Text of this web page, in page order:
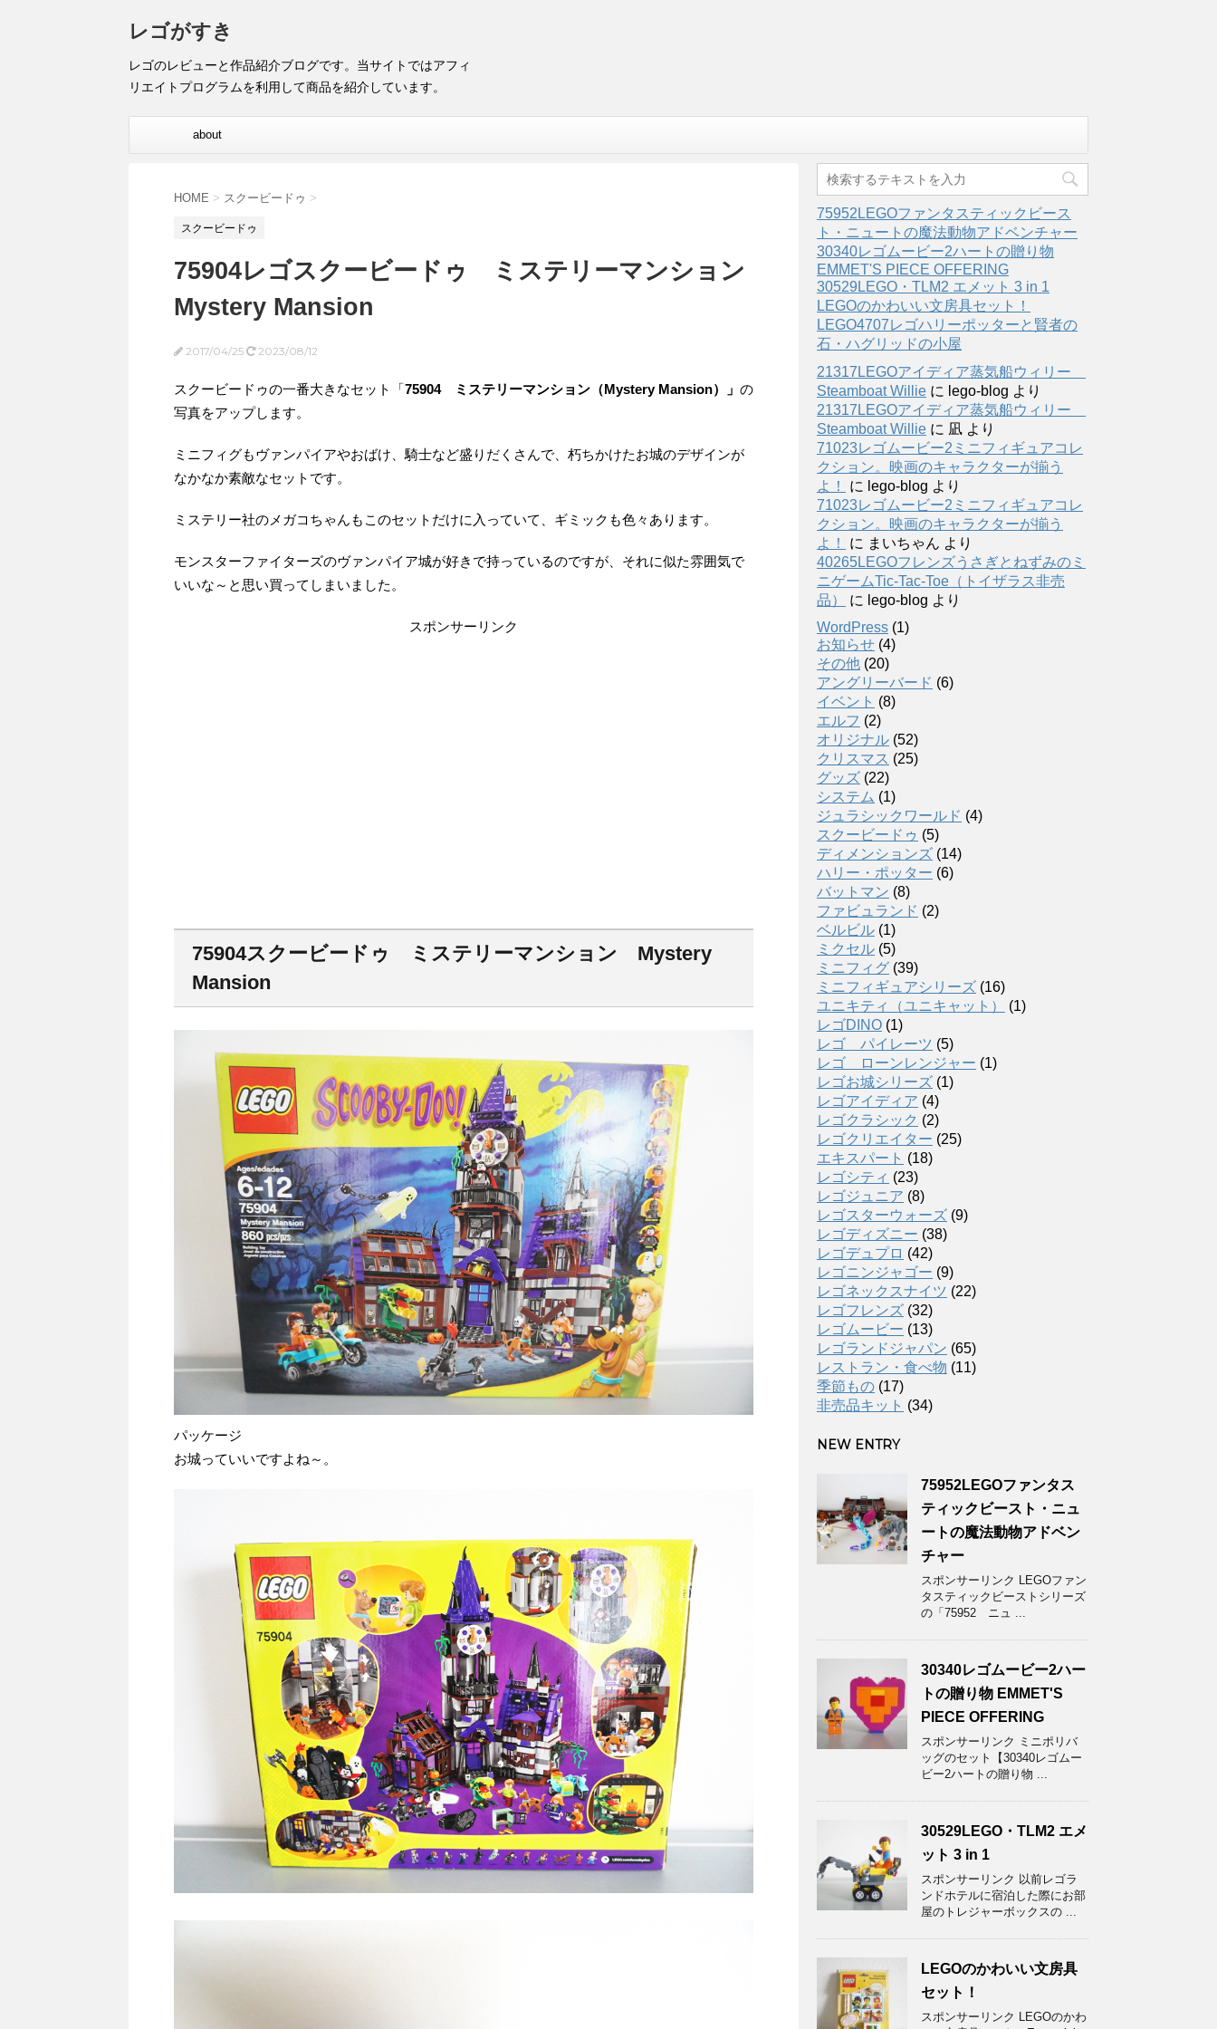
レゴがすき
レゴのレビューと作品紹介ブログです。当サイトではアフィ
リエイトプログラムを利用して商品を紹介しています。
about
HOME > スクービードゥ >
スクービードゥ
75904レゴスクービードゥ ミステリーマンション
Mystery Mansion
2017/04/25 2023/08/12
スクービードゥの一番大きなセット「75904 ミステリーマンション（Mystery Mansion）」 の
写真をアップします。
ミニフィグもヴァンパイアやおばけ、騎士など盛りだくさんで、朽ちかけたお城のデザインが
なかなか素敵なセットです。
ミステリー社のメガコちゃんもこのセットだけに入っていて、ギミックも色々あります。
モンスターファイターズのヴァンパイア城が好きで持っているのですが、それに似た雰囲気で
いいな～と思い買ってしまいました。
スポンサーリンク
75904スクービードゥ ミステリーマンション Mystery
Mansion
パッケージ
お城っていいですよね～。
75952LEGOファンタスティックビース
ト・ニュートの魔法動物アドベンチャー
30340レゴムービー2ハートの贈り物
EMMET'S PIECE OFFERING
30529LEGO・TLM2 エメット 3 in 1
LEGOのかわいい文房具セット！
LEGO4707レゴハリーポッターと賢者の
石・ハグリッドの小屋
21317LEGOアイディア蒸気船ウィリー
Steamboat Willie に lego-blog より
21317LEGOアイディア蒸気船ウィリー
Steamboat Willie に 凪 より
71023レゴムービー2ミニフィギュアコレ
クション。映画のキャラクターが揃う
よ！
に lego-blog より
71023レゴムービー2ミニフィギュアコレ
クション。映画のキャラクターが揃う
よ！
に まいちゃん より
40265LEGOフレンズうさぎとねずみのミ
ニゲームTic-Tac-Toe（トイザラス非売
品）
に lego-blog より
WordPress (1)
お知らせ (4)
その他 (20)
アングリーバード (6)
イベント (8)
エルフ (2)
オリジナル (52)
クリスマス (25)
グッズ (22)
システム (1)
ジュラシックワールド (4)
スクービードゥ (5)
ディメンションズ (14)
ハリー・ポッター (6)
バットマン (8)
ファビュランド (2)
ベルビル (1)
ミクセル (5)
ミニフィグ (39)
ミニフィギュアシリーズ (16)
ユニキティ（ユニキャット）
(1)
レゴDINO (1)
レゴ パイレーツ (5)
レゴ ローンレンジャー (1)
レゴお城シリーズ (1)
レゴアイディア (4)
レゴクラシック (2)
レゴクリエイター (25)
エキスパート (18)
レゴシティ (23)
レゴジュニア (8)
レゴスターウォーズ (9)
レゴディズニー (38)
レゴデュプロ (42)
レゴニンジャゴー (9)
レゴネックスナイツ (22)
レゴフレンズ (32)
レゴムービー (13)
レゴランドジャパン (65)
レストラン・食べ物 (11)
季節もの (17)
非売品キット (34)
NEW ENTRY
75952LEGOファンタス
ティックビースト・ニュ
ートの魔法動物アドベン
チャー
スポンサーリンク LEGOファン
タスティックビーストシリーズ
の「75952 ニュ ...
30340レゴムービー2ハー
トの贈り物 EMMET'S
PIECE OFFERING
スポンサーリンク ミニポリバ
ッグのセット【30340レゴムー
ビー2ハートの贈り物 ...
30529LEGO・TLM2 エメ
ット 3 in 1
スポンサーリンク 以前レゴラ
ンドホテルに宿泊した際にお部
屋のトレジャーボックスの ...
LEGOのかわいい文房具
セット！
スポンサーリンク LEGOのかわ